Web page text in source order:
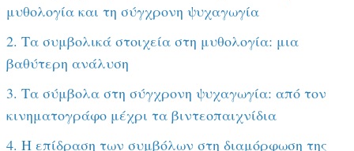
μυθολογία και τη σύγχρονη ψυχαγωγία
2. Τα συμβολικά στοιχεία στη μυθολογία: μια
βαθύτερη ανάλυση
3. Τα σύμβολα στη σύγχρονη ψυχαγωγία: από τον
κινηματογράφο μέχρι τα βιντεοπαιχνίδια
4. Η επίδραση των συμβόλων στη διαμόρφωση της